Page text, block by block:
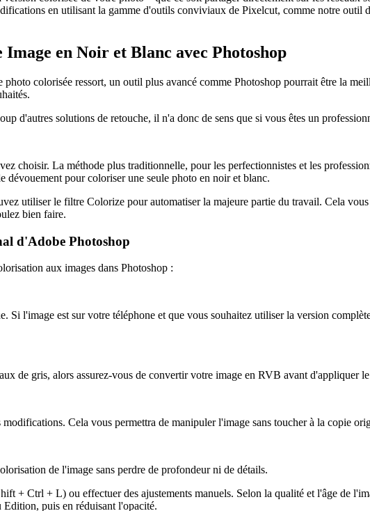
en utilisant la gamme d'outils conviviaux de Pixelcut, comme notre outil
en Noir et Blanc avec Photoshop
colorisée ressort, un outil plus avancé comme Photoshop pourrait être la
d'autres solutions de retouche, il n'a donc de sens que si vous êtes un
choisir. La méthode plus traditionnelle, pour les perfectionnistes et les
dévouement pour coloriser une seule photo en noir et blanc.
utiliser le filtre Colorize pour automatiser la majeure partie du travail. Cela
bien faire.
d'Adobe Photoshop
aux images dans Photoshop :
Si l'image est sur votre téléphone et que vous souhaitez utiliser la version
de gris, alors assurez-vous de convertir votre image en RVB avant d'appliquer
Cela vous permettra de manipuler l'image sans toucher à la copie
de l'image sans perdre de profondeur ni de détails.
+ Ctrl + L) ou effectuer des ajustements manuels. Selon la qualité et l'âge de
puis en réduisant l'opacité.